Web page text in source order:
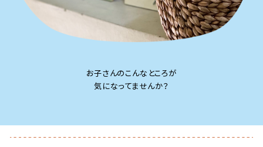
お子さんのこんなところが
気になってませんか？